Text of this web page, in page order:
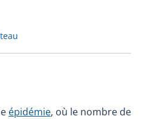
épidémie, où le nombre de